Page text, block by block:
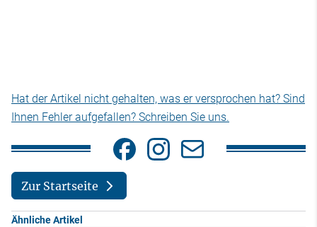
Hat der Artikel nicht gehalten, was er versprochen hat? Sind
Ihnen Fehler aufgefallen? Schreiben Sie uns.
Zur Startseite
Ähnliche Artikel